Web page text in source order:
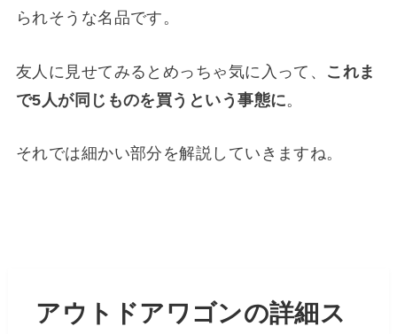
られそうな名品です。
友人に見せてみるとめっちゃ気に入って、 これま
で5人が同じものを買うという事態に。
それでは細かい部分を解説していきますね。
アウトドアワゴンの詳細ス